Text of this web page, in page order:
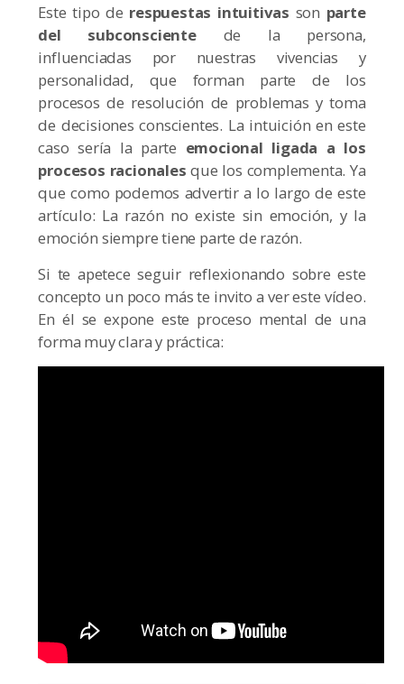
Este tipo de respuestas intuitivas son parte
del subconscientede la persona,
influenciadas por nuestras vivencias y
personalidad, que forman parte de los
procesos de resolución de problemas y toma
de decisiones conscientes. La intuición en este
caso sería la parte emocional ligada a los
procesos racionales que los complementa. Ya
que como podemos advertir a lo largo de este
artículo: La razón no existe sin emoción, y la
emoción siempre tiene parte de razón.
Si te apetece seguir reflexionando sobre este
concepto un poco más te invito a ver este vídeo.
En él se expone este proceso mental de una
forma muy clara y práctica: